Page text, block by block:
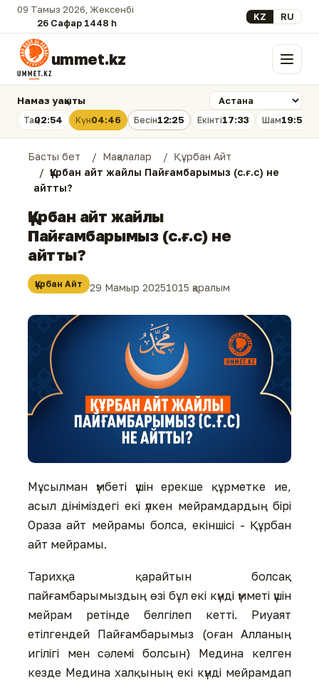
09 Тамыз 2026, Жексенбі
26 Сафар 1448 һ.
Select your
KZ RU
ummet.kz Мәзір
Намаз уақыты
Таң02:54 Күн04:46 Бесін12:25 Екінті17:33 Шам19:53
Басты бет Мақалалар
Құрбан Айт
Құрбан айт жайлы Пайғамбарымыз (с.ғ.с) не
айтты?
Құрбан айт жайлы
Пайғамбарымыз (с.ғ.с) не
айтты?
Құрбан Айт 29 Мамыр 20251015 қаралым
Мұсылман үмбеті үшін ерекше құрметке ие,
асыл дініміздегі екі үлкен мейрамдардың бірі
Ораза айт мейрамы болса, екіншісі - Құрбан
айт мейрамы.
Тарихқа қарайтын болсақ
пайғамбарымыздың өзі бұл екі күнді үмметі үшін
мейрам ретінде белгілеп кетті. Риуаят
етілгендей Пайғамбарымыз (оған Алланың
игілігі мен сәлемі болсын) Медина келген
кезде Медина халқының екі күнді мейрамдап